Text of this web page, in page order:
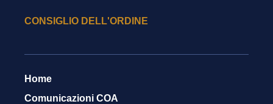
CONSIGLIO DELL'ORDINE
Home
Comunicazioni COA